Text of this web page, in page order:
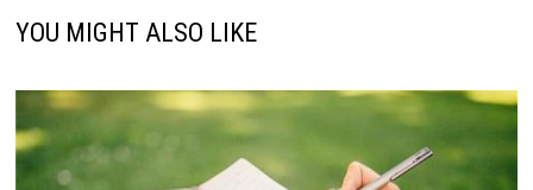
YOU MIGHT ALSO LIKE